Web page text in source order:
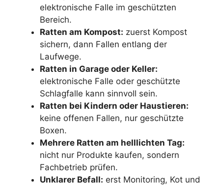
elektronische Falle im geschützten
Bereich.
Ratten am Kompost: zuerst Kompost
sichern, dann Fallen entlang der
Laufwege.
Ratten in Garage oder Keller:
elektronische Falle oder geschützte
Schlagfalle kann sinnvoll sein.
Ratten bei Kindern oder Haustieren:
keine offenen Fallen, nur geschützte
Boxen.
Mehrere Ratten am helllichten Tag:
nicht nur Produkte kaufen, sondern
Fachbetrieb prüfen.
Unklarer Befall: erst Monitoring, Kot und